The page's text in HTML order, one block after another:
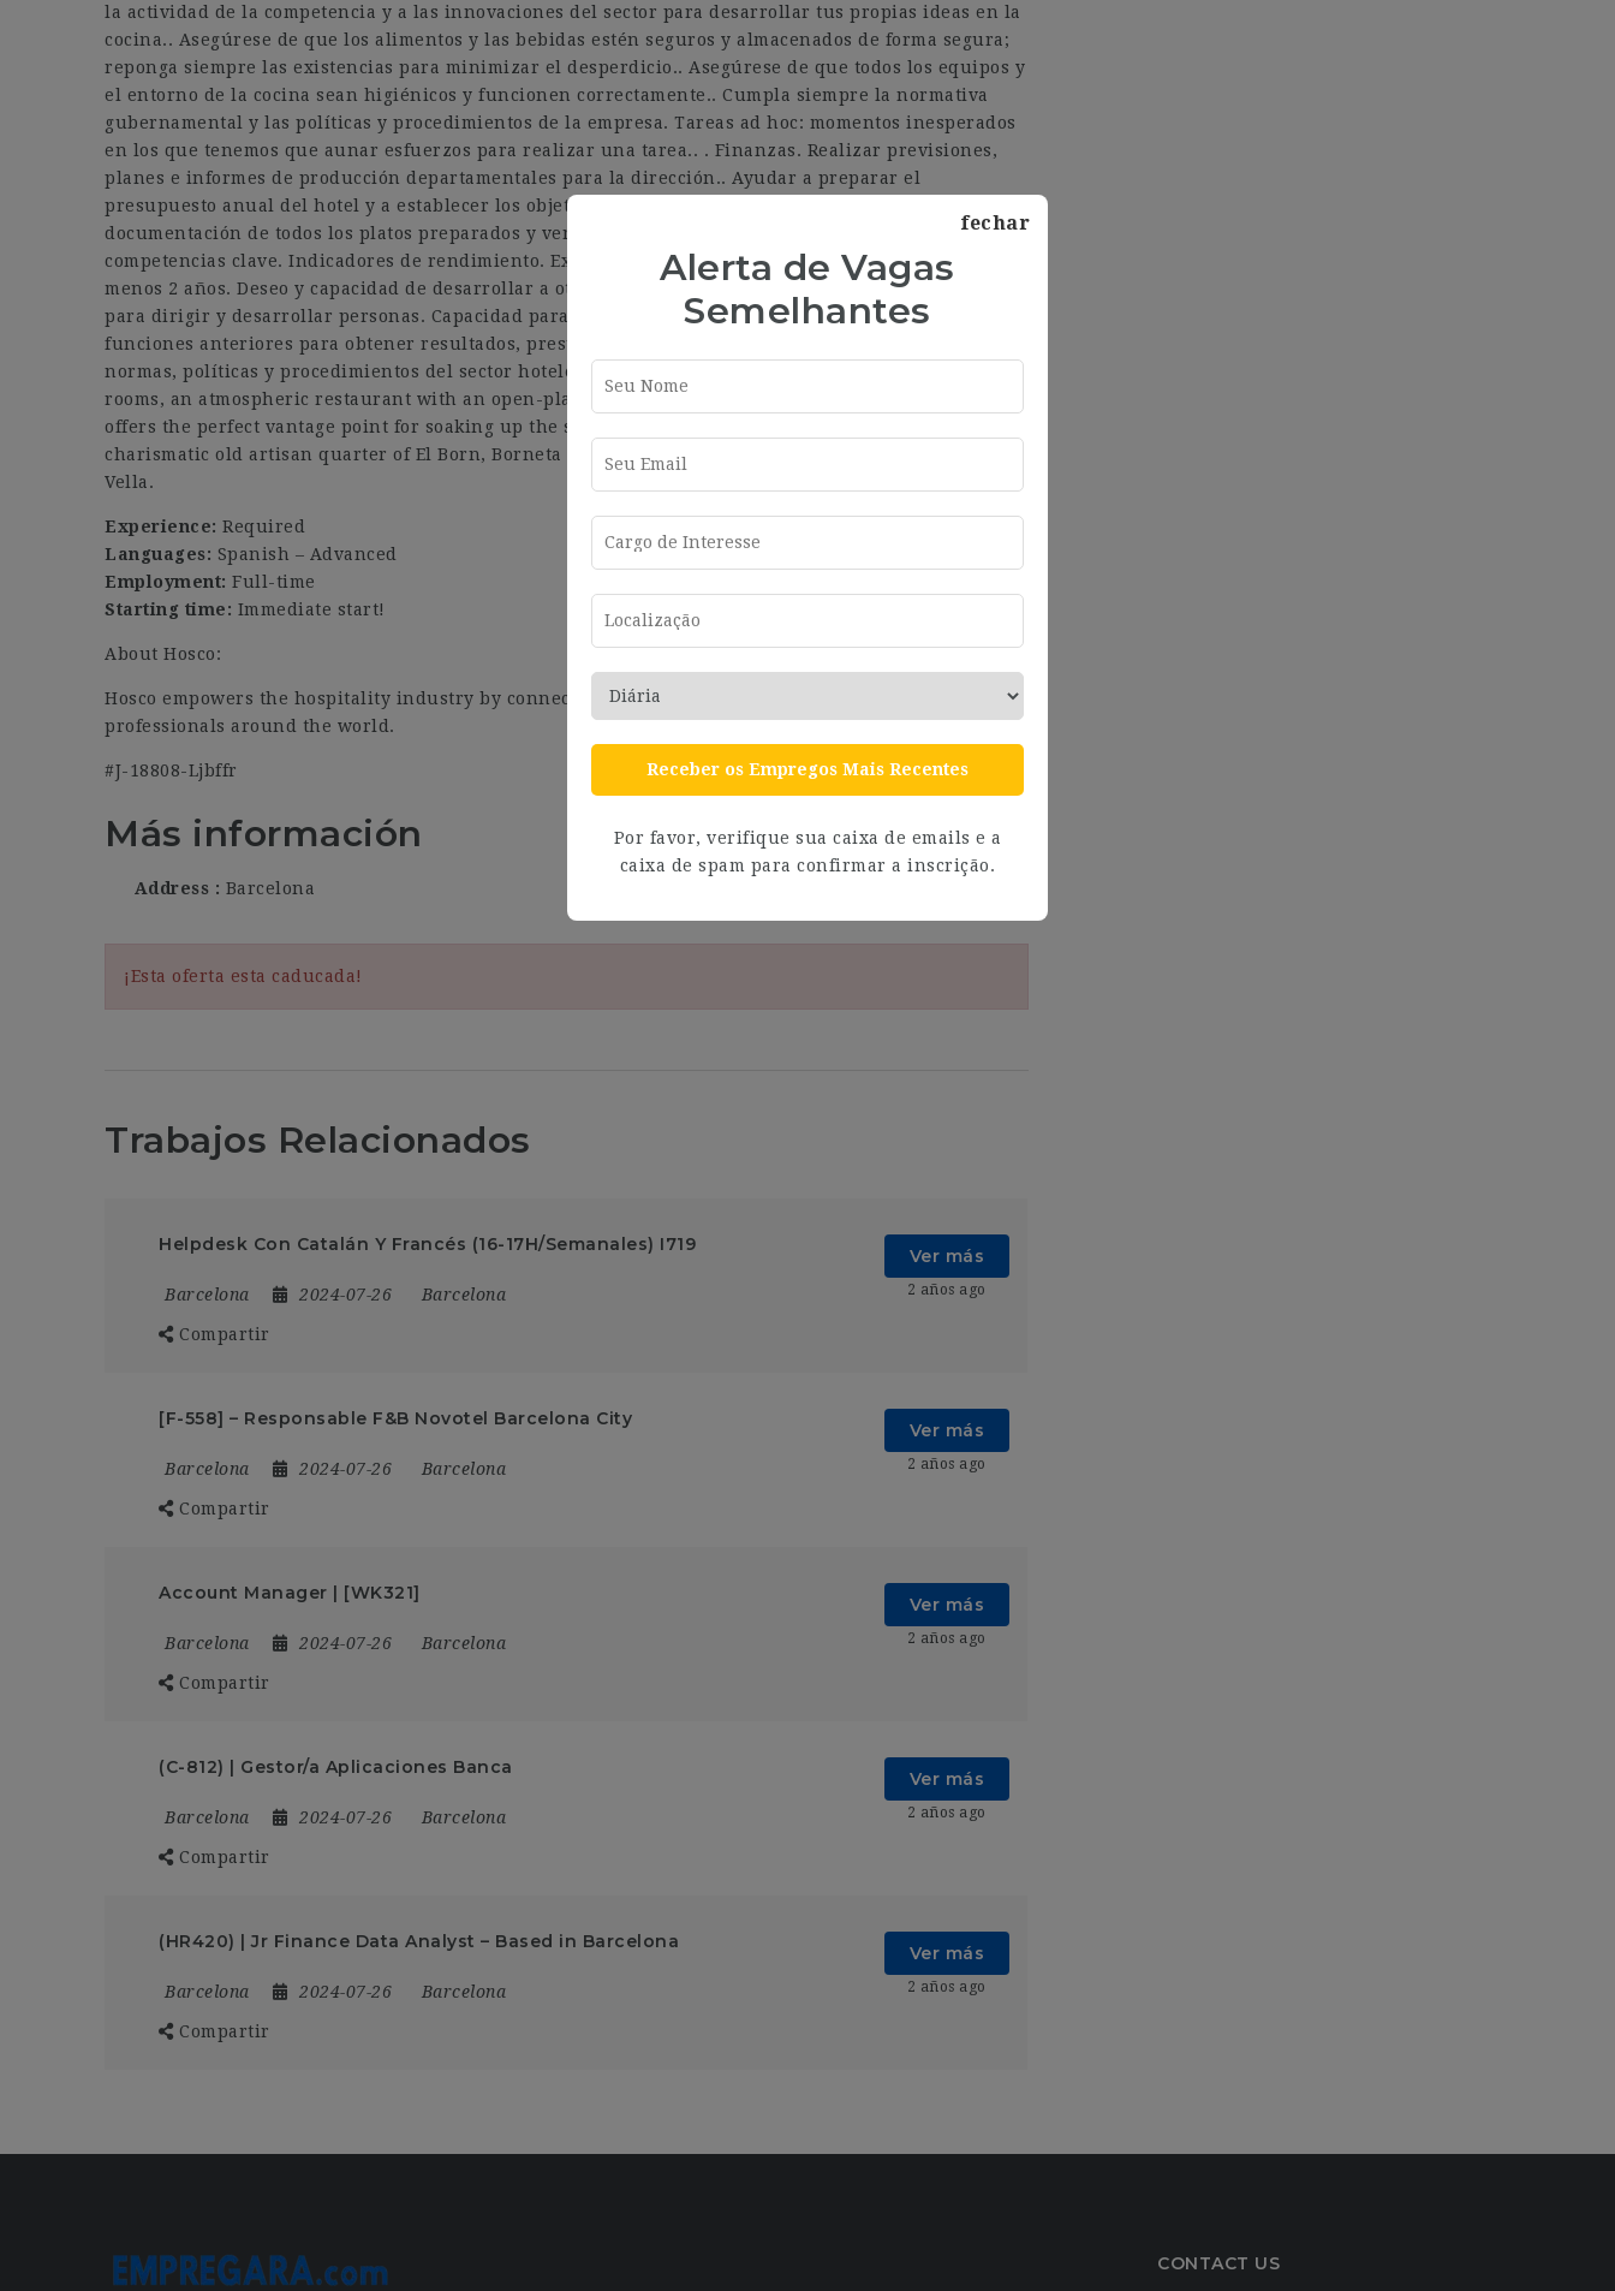
la actividad de la competencia y a las innovaciones del sector para desarrollar tus propias ideas en la
cocina.. Asegúrese de que los alimentos y las bebidas estén seguros y almacenados de forma segura;
reponga siempre las existencias para minimizar el desperdicio.. Asegúrese de que todos los equipos y
el entorno de la cocina sean higiénicos y funcionen correctamente.. Cumpla siempre la normativa
gubernamental y las políticas y procedimientos de la empresa. Tareas ad hoc: momentos inesperados
en los que tenemos que aunar esfuerzos para realizar una tarea.. . Finanzas. Realizar previsiones,
planes e informes de producción departamentales para la dirección.. Ayudar a preparar el
presupuesto anual del hotel y a establecer los objetivos del departamento. Mantener los costes y la
documentación de todos los platos preparados y vendidos desde la cocina. . Habilidades y
competencias clave. Indicadores de rendimiento. Experiencia reciente en un puesto similar de al
menos 2 años. Deseo y capacidad de desarrollar a otros. Gran capacidad de comunicación. Capacidad
para dirigir y desarrollar personas. Capacidad para trabajar bajo presión. Experiencia demostrada en
funciones anteriores para obtener resultados, presupuestos, beneficios, etc.. Conocimiento de las
normas, políticas y procedimientos del sector hotelero.. . Launching summer 2024, Borneta boasts 92
rooms, an atmospheric restaurant with an open-plan kitchen, and a cocktail bar. Its rooftop terrace
offers the perfect vantage point for soaking up the sights of downtown Barcelona. Positioned in the
charismatic old artisan quarter of El Born, Borneta invites you to discover the charms of the Ciutat
Vella.
Experience: Required
Languages: Spanish – Advanced
Employment: Full-time
Starting time: Immediate start!
About Hosco:
Hosco empowers the hospitality industry by connecting, inspiring, and providing opportunities to
professionals around the world.
#J-18808-Ljbffr
Más información
Address Barcelona
¡Esta oferta esta caducada!
Trabajos Relacionados
Helpdesk Con Catalán Y Francés (16-17H/Semanales) I719
Barcelona 2024-07-26 Barcelona
Compartir
Ver más
2 años ago
[F-558] – Responsable F&B Novotel Barcelona City
Barcelona 2024-07-26 Barcelona
Compartir
Ver más
2 años ago
Account Manager | [WK321]
Barcelona 2024-07-26 Barcelona
Compartir
Ver más
2 años ago
(C-812) | Gestor/a Aplicaciones Banca
Barcelona 2024-07-26 Barcelona
Compartir
Ver más
2 años ago
(HR420) | Jr Finance Data Analyst – Based in Barcelona
Barcelona 2024-07-26 Barcelona
Compartir
Ver más
2 años ago
CONTACT US
fechar
Alerta de Vagas
Semelhantes
Receber os Empregos Mais Recentes
Por favor, verifique sua caixa de emails e a
caixa de spam para confirmar a inscrição.